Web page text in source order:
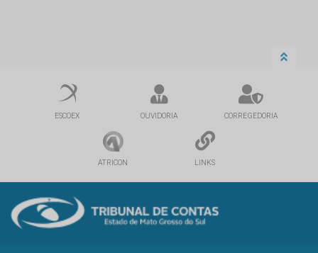
ESCOEX OUVIDORIA CORREGEDORIA
ATRICON LINKS